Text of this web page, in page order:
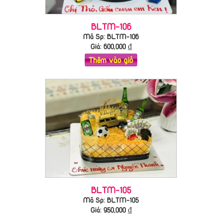
BLTM-106
Mã Sp: BLTM-106
Giá: 600,000₫
Thêm vào giỏ
BLTM-105
Mã Sp: BLTM-105
Giá: 950,000₫